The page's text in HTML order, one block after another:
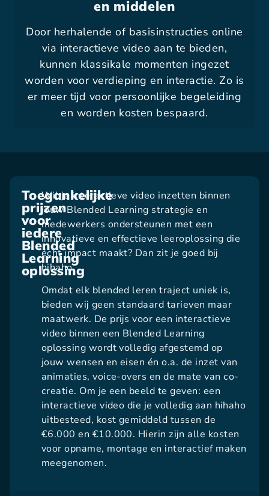
en middelen
Door herhalende of basisinstructies online
via interactieve video aan te bieden,
kunnen klassikale momenten ingezet
worden voor verdieping en interactie. Zo is
er meer tijd voor persoonlijke begeleiding
en worden kosten bespaard.
Toegankelijke
prijzen
voor
iedere
Blended
Learning
oplossing
Wil je interactieve video inzetten binnen
jouw Blended Learning strategie en
medewerkers ondersteunen met een
innovatieve en effectieve leeroplossing die
écht impact maakt? Dan zit je goed bij
hihaho.
Omdat elk blended leren traject uniek is,
bieden wij geen standaard tarieven maar
maatwerk. De prijs voor een interactieve
video binnen een Blended Learning
oplossing wordt volledig afgestemd op
jouw wensen en eisen én o.a. de inzet van
animaties, voice-overs en de mate van co-
creatie. Om je een beeld te geven: een
interactieve video die je volledig aan hihaho
uitbesteed, kost gemiddeld tussen de
€6.000 en €10.000. Hierin zijn alle kosten
voor opname, montage en interactief maken
meegenomen.